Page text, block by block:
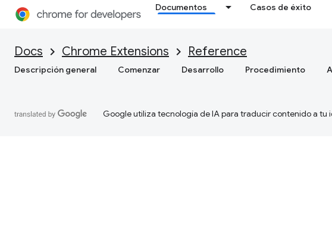
Documentos Casos de éxito
Docs Chrome Extensions Reference
Descripción general Comenzar Desarrollo Procedimiento
Google utiliza tecnología de IA para traducir contenido a